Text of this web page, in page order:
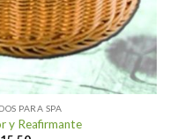
PARA SPA
y Reafirmante